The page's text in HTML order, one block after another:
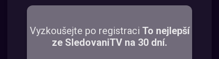
Vyzkoušejte po registraci To nejlepší
ze SledovaniTV na 30 dní.